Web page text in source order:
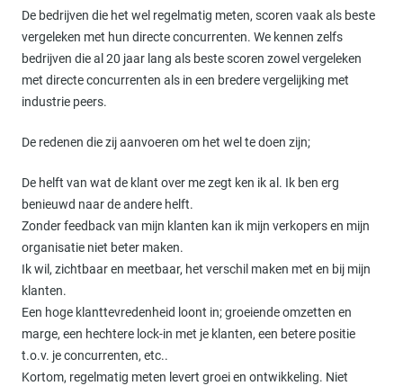
De bedrijven die het wel regelmatig meten, scoren vaak als beste
vergeleken met hun directe concurrenten. We kennen zelfs
bedrijven die al 20 jaar lang als beste scoren zowel vergeleken
met directe concurrenten als in een bredere vergelijking met
industrie peers.
De redenen die zij aanvoeren om het wel te doen zijn;
De helft van wat de klant over me zegt ken ik al. Ik ben erg
benieuwd naar de andere helft.
Zonder feedback van mijn klanten kan ik mijn verkopers en mijn
organisatie niet beter maken.
Ik wil, zichtbaar en meetbaar, het verschil maken met en bij mijn
klanten.
Een hoge klanttevredenheid loont in; groeiende omzetten en
marge, een hechtere lock-in met je klanten, een betere positie
t.o.v. je concurrenten, etc..
Kortom, regelmatig meten levert groei en ontwikkeling. Niet